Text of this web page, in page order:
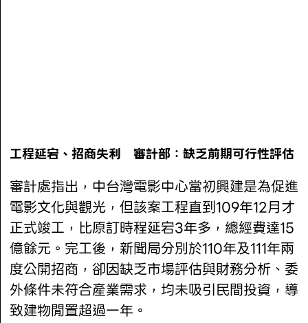
工程延宕、招商失利 審計部：缺乏前期可行性評估
審計處指出，中台灣電影中心當初興建是為促進
電影文化與觀光，但該案工程直到109年12月才
正式竣工，比原訂時程延宕3年多，總經費達15
億餘元。完工後，新聞局分別於110年及111年兩
度公開招商，卻因缺乏市場評估與財務分析、委
外條件未符合產業需求，均未吸引民間投資，導
致建物閒置超過一年。